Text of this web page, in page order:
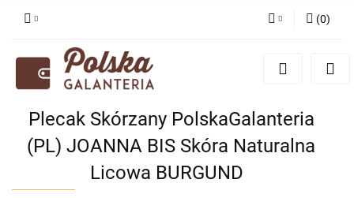
Zaloguj się
(0)
Plecak Skórzany PolskaGalanteria
(PL) JOANNA BIS Skóra Naturalna
Licowa BURGUND